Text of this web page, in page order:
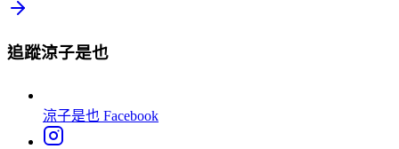
追蹤涼子是也
涼子是也 Facebook